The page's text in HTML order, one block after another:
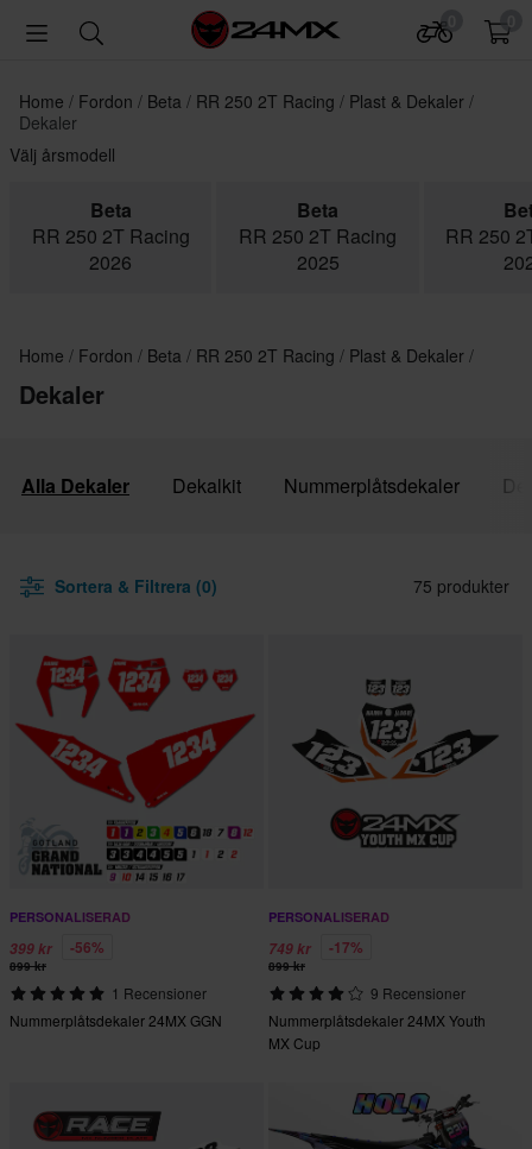
Home Fordon Beta RR 250 2T Racing
Plast & Dekaler
Dekaler
Välj årsmodell
Beta
RR 250 2T Racing
2026
Beta
RR 250 2T Racing
2025
RR 250
Home Fordon Beta RR 250 2T Racing Plast & Dekaler
Dekaler
Alla Dekaler Dekalkit Nummerplåtsdekaler
Sortera & Filtrera (0) 75 produkter
PERSONALISERAD
399 kr -56%
899 kr
1 Recensioner
Nummerplåtsdekaler 24MX GGN
PERSONALISERAD
749 kr -17%
899 kr
9 Recensioner
Nummerplåtsdekaler 24MX Youth
MX Cup